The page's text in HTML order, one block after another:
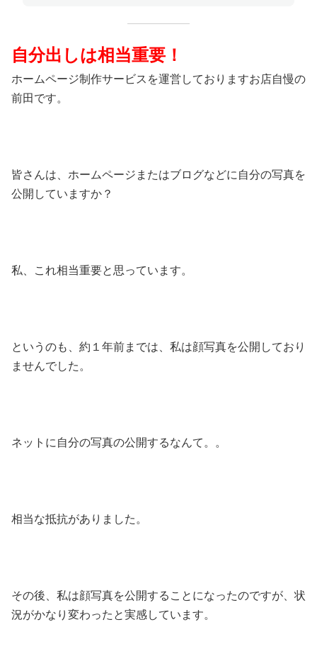
自分出しは相当重要！
ホームページ制作サービスを運営しておりますお店自慢の
前田です。
皆さんは、ホームページまたはブログなどに自分の写真を
公開していますか？
私、これ相当重要と思っています。
というのも、約１年前までは、私は顔写真を公開しており
ませんでした。
ネットに自分の写真の公開するなんて。。
相当な抵抗がありました。
その後、私は顔写真を公開することになったのですが、状
況がかなり変わったと実感しています。